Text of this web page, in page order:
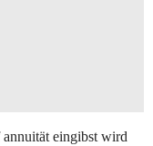
eingibst wird